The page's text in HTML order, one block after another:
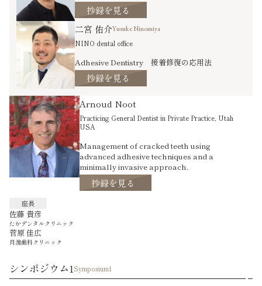
抄録を見る
二宮 佑介Yusuke Ninomiya
NINO dental office
Adhesive Dentistry 接着修復の応用法
抄録を見る
Arnoud Noot
Practicing General Dentist in Private Practice, Utah
USA
Management of cracked teeth using
advanced adhesive techniques and a
minimally invasive approach.
抄録を見る
座長
佐藤 貴彦
たかデンタルクリニック
菅原 佳広
月潟歯科クリニック
シンポジウム1Symposium1